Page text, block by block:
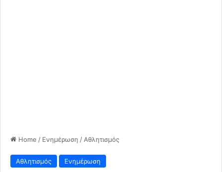
Home / Ενημέρωση / Αθλητισμός
Αθλητισμός Ενημέρωση